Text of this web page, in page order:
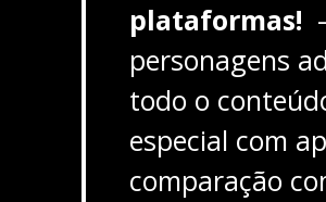
plataformas!
personagens
todo o
especial com
comparação